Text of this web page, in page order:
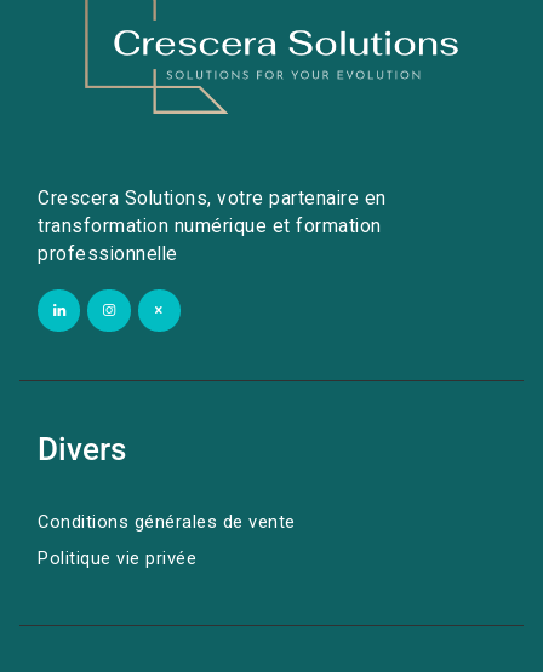
Crescera Solutions, votre partenaire en
transformation numérique et formation
professionnelle
Divers
Conditions générales de vente
Politique vie privée